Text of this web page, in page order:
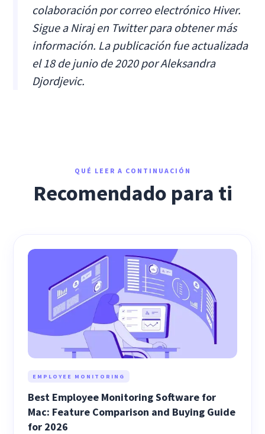
colaboración por correo electrónico Hiver.
Sigue a Niraj en Twitter para obtener más
información. La publicación fue actualizada
el 18 de junio de 2020 por Aleksandra
Djordjevic.
QUÉ LEER A CONTINUACIÓN
Recomendado para ti
EMPLOYEE MONITORING
Best Employee Monitoring Software for
Mac: Feature Comparison and Buying Guide
for 2026